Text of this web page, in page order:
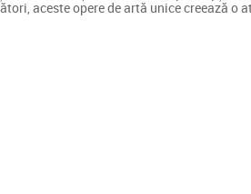
aceste opere de artă unice creează o